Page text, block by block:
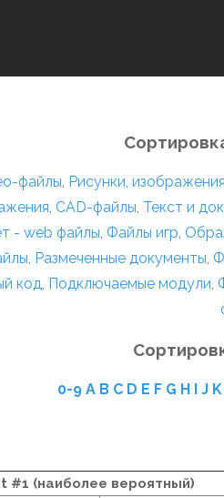
файлы, Рисунки, изображения
, CAD-файлы, Текст и
- web файлы, Файлы игр,
, Размеченные документы,
код, Подключаемые модули,
0-9 A B C D E F G H I J K
#1 (наиболее вероятный)